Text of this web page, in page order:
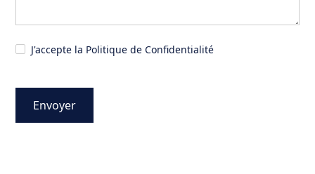
J'accepte la Politique de Confidentialité